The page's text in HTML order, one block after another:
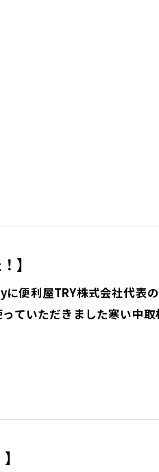
】
便利屋TRY株式会社代表
ていただきました寒い中